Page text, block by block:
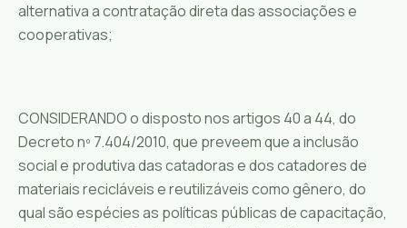
alternativa a contratação direta das associações e
cooperativas;
CONSIDERANDO o disposto nos artigos 40 a 44, do
Decreto nº 7.404/2010, que preveem que a inclusão
social e produtiva das catadoras e dos catadores de
materiais recicláveis e reutilizáveis como gênero, do
qual são espécies as políticas públicas de capacitação,